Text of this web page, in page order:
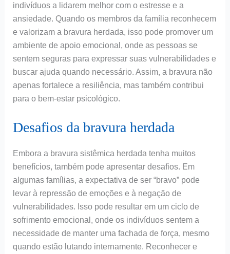
indivíduos a lidarem melhor com o estresse e a
ansiedade. Quando os membros da família reconhecem
e valorizam a bravura herdada, isso pode promover um
ambiente de apoio emocional, onde as pessoas se
sentem seguras para expressar suas vulnerabilidades e
buscar ajuda quando necessário. Assim, a bravura não
apenas fortalece a resiliência, mas também contribui
para o bem-estar psicológico.
Desafios da bravura herdada
Embora a bravura sistêmica herdada tenha muitos
benefícios, também pode apresentar desafios. Em
algumas famílias, a expectativa de ser “bravo” pode
levar à repressão de emoções e à negação de
vulnerabilidades. Isso pode resultar em um ciclo de
sofrimento emocional, onde os indivíduos sentem a
necessidade de manter uma fachada de força, mesmo
quando estão lutando internamente. Reconhecer e